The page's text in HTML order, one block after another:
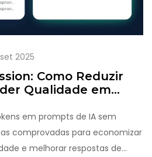
2025
Como Reduzir
Qualidade em
em prompts de IA sem
comprovadas para economizar
e melhorar respostas de